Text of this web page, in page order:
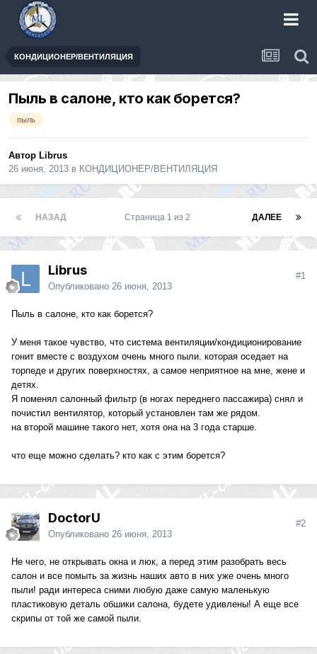
КОНДИЦИОНЕР/ВЕНТИЛЯЦИЯ
Пыль в салоне, кто как борется?
пыль
Автор Librus
26 июня, 2013 в КОНДИЦИОНЕР/ВЕНТИЛЯЦИЯ
НАЗАД ДАЛЕЕ
Страница 1 из 2
Librus
Опубликовано 26 июня, 2013
#1
Пыль в салоне, кто как борется?
У меня такое чувство, что система вентиляции/кондиционирование
гонит вместе с воздухом очень много пыли. которая оседает на
торпеде и других поверхностях, а самое неприятное на мне, жене и
детях.
Я поменял салонный фильтр (в ногах переднего пассажира) снял и
почистил вентилятор, который установлен там же рядом.
на второй машине такого нет, хотя она на 3 года старше.
что еще можно сделать? кто как с этим борется?
DoctorU
Опубликовано 26 июня, 2013
#2
Не чего, не открывать окна и люк, а перед этим разобрать весь
салон и все помыть за жизнь наших авто в них уже очень много
пыли! ради интереса сними любую даже самую маленькую
пластиковую деталь обшики салона, будете удивлены! А еще все
скрипы от той же самой пыли.